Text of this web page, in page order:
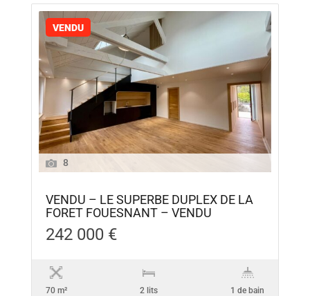
VENDU
8
VENDU – LE SUPERBE DUPLEX DE LA
FORET FOUESNANT – VENDU
242 000 €
70 m² 2 lits 1 de bain